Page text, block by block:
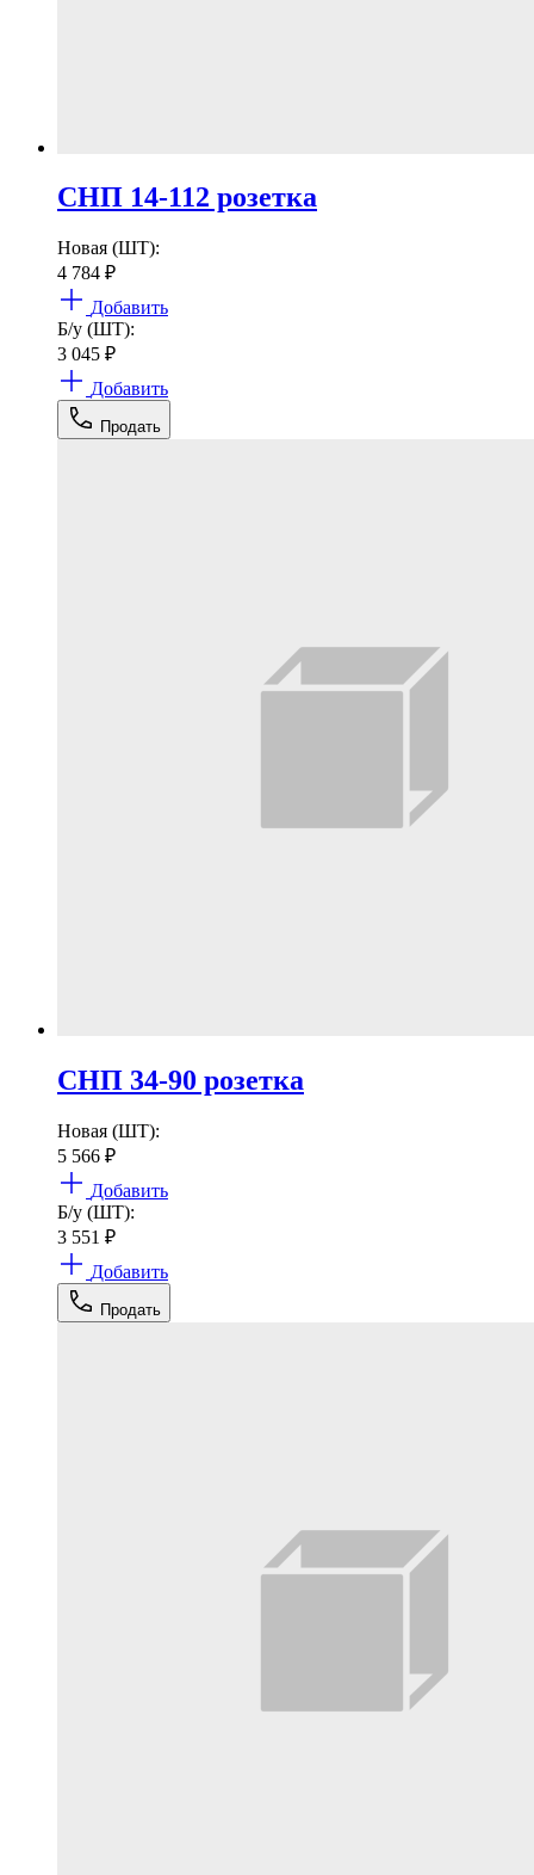
СНП 14-112 розетка
Новая (ШТ):
4 784 ₽
Добавить
Б/у (ШТ):
3 045 ₽
Добавить
Продать
СНП 34-90 розетка
Новая (ШТ):
5 566 ₽
Добавить
Б/у (ШТ):
3 551 ₽
Добавить
Продать